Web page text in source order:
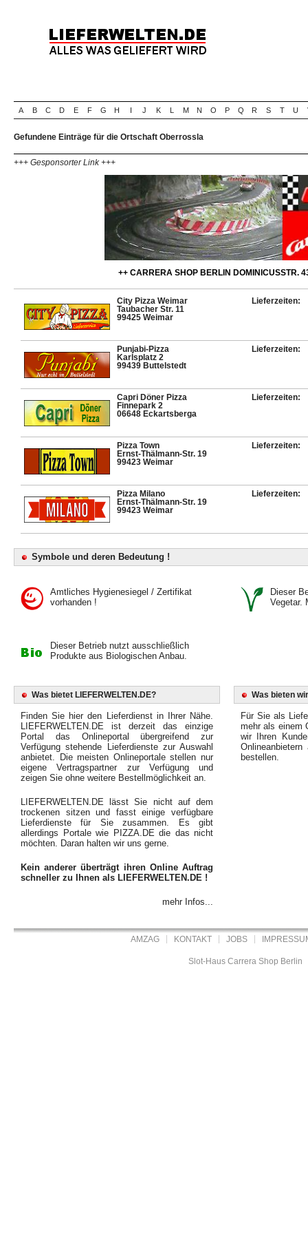
A B C D E F G H I J K L M N O P Q R S T U
Gefundene Einträge für die Ortschaft Oberrossla
+++ Gesponsorter Link +++
++ CARRERA SHOP BERLIN DOMINICUSSTR.
City Pizza Weimar
Taubacher Str. 11
99425 Weimar
Lieferzeiten:
Punjabi-Pizza
Karlsplatz 2
99439 Buttelstedt
Lieferzeiten:
Capri Döner Pizza
Finnepark 2
06648 Eckartsberga
Lieferzeiten:
Pizza Town
Ernst-Thälmann-Str. 19
99423 Weimar
Lieferzeiten:
Pizza Milano
Ernst-Thälmann-Str. 19
99423 Weimar
Lieferzeiten:
Symbole und deren Bedeutung !
Amtliches Hygienesiegel / Zertifikat
vorhanden !
Dieser
Vegetar.
Dieser Betrieb nutzt ausschließlich
Produkte aus Biologischen Anbau.
Was bietet LIEFERWELTEN.DE?
Finden Sie hier den Lieferdienst in Ihrer Nähe.
LIEFERWELTEN.DE ist derzeit das einzige
Portal das Onlineportal übergreifend zur
Verfügung stehende Lieferdienste zur Auswahl
anbietet. Die meisten Onlineportale stellen nur
eigene Vertragspartner zur Verfügung und
zeigen Sie ohne weitere Bestellmöglichkeit an.
LIEFERWELTEN.DE lässt Sie nicht auf dem
trockenen sitzen und fasst einige verfügbare
Lieferdienste für Sie zusammen. Es gibt
allerdings Portale wie PIZZA.DE die das nicht
möchten. Daran halten wir uns gerne.
Kein anderer überträgt ihren Online Auftrag
schneller zu Ihnen als LIEFERWELTEN.DE !
mehr Infos...
Was bieten
Für Sie als
mehr als einem
wir Ihren
bestellen.
AMZAG KONTAKT JOBS
Slot-Haus Carrera Shop Berlin